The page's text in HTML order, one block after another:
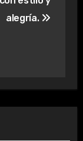
alegría.